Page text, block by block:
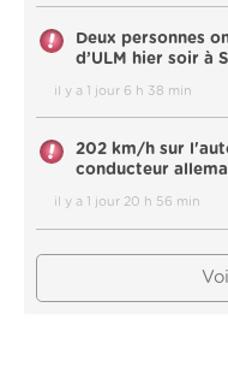
Deux personnes
d’ULM hier soir à
il y a 1 jour 6 h 38 min
202 km/h sur
conducteur
il y a 1 jour 20 h 56 min